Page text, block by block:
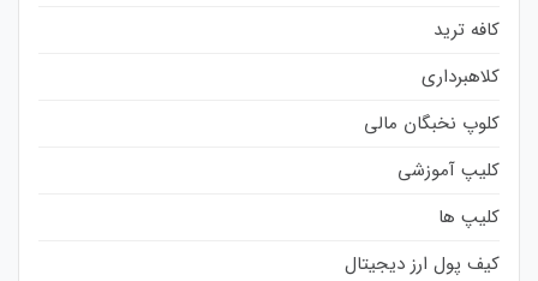
کافه ترید
کلاهبرداری
کلوپ نخبگان مالی
کلیپ آموزشی
کلیپ ها
کیف پول ارز دیجیتال